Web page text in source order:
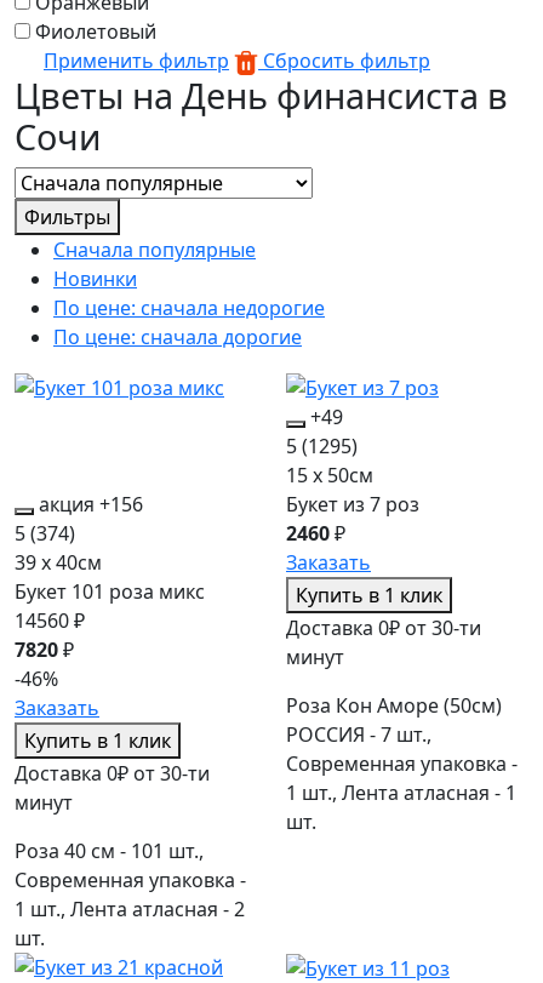
Фиолетовый
Применить фильтр
Сбросить фильтр
Цветы на День финансиста в
Сочи
Фильтры
Сначала популярные
Новинки
По цене: сначала недорогие
По цене: сначала дорогие
акция +156
5(374)
39 x 40см
Букет 101 роза микс
14560 ₽
7820₽
-46%
Заказать
Купить в 1 клик
Доставка 0₽ от 30-ти
минут
Роза 40 см - 101 шт.,
Современная упаковка -
1 шт., Лента атласная - 2
шт.
+49
5(1295)
15 x 50см
Букет из 7 роз
2460₽
Заказать
Купить в 1 клик
Доставка 0₽ от 30-ти
минут
Роза Кон Аморе (50см)
РОССИЯ - 7 шт.,
Современная упаковка -
1 шт., Лента атласная - 1
шт.